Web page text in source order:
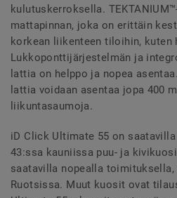
kulutuskerroksella.
mattapinnan, joka on erittäin
korkean liikenteen tiloihin,
Lukkoponttijärjestelmän ja
lattia on helppo ja nopea
lattia voidaan asentaa jopa 400
liikuntasaumoja.
iD Click Ultimate 55 on
43:ssa kauniissa puu- ja
saatavilla nopealla
Ruotsissa. Muut kuosit ovat